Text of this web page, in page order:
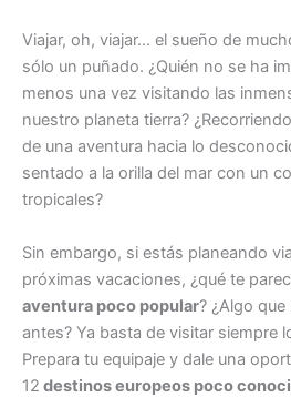
Viajar, oh, viajar… el sueño de
sólo un puñado. ¿Quién no se ha
menos una vez visitando las
nuestro planeta tierra?
de una aventura hacia lo
sentado a la orilla del mar con un
tropicales?
Sin embargo, si estás planeando
próximas vacaciones, ¿qué te
aventura poco popular? ¿Algo
antes? Ya basta de visitar siempre
Prepara tu equipaje y dale una
12 destinos europeos poco